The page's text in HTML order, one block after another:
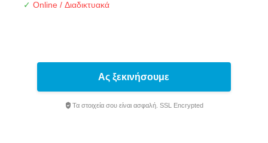
✓ Online / Διαδικτυακά
Ας ξεκινήσουμε
Τα στοιχεία σου είναι ασφαλή. SSL Encrypted